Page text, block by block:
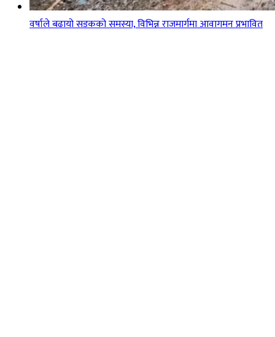
वर्षाले बढायो सडकको समस्या, विभिन्न राजमार्गमा आवागमन प्रभावित